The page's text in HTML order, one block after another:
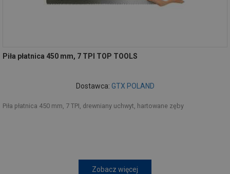
Piła płatnica 450 mm, 7 TPI TOP TOOLS
Dostawca: GTX POLAND
Piła płatnica 450 mm, 7 TPI, drewniany uchwyt, hartowane zęby
Zobacz więcej